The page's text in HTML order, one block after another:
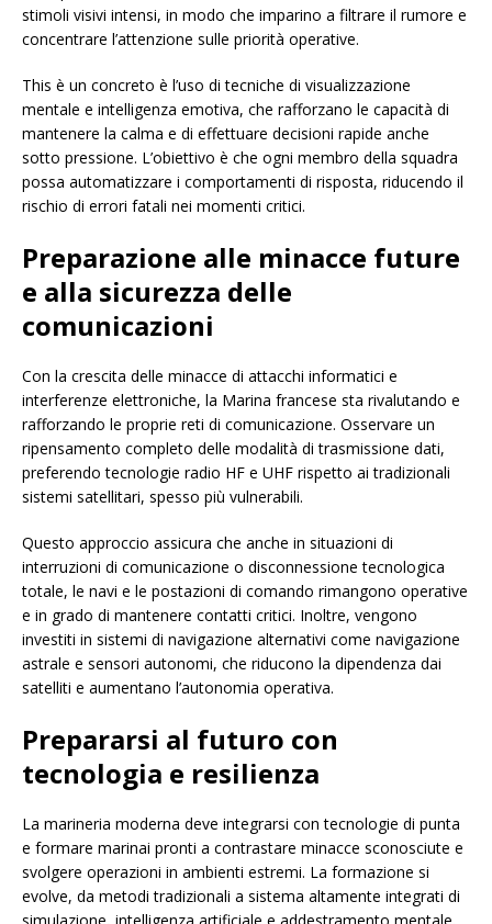
stimoli visivi intensi, in modo che imparino a filtrare il rumore e
concentrare l’attenzione sulle priorità operative.
This è un concreto è l’uso di tecniche di visualizzazione
mentale e intelligenza emotiva, che rafforzano le capacità di
mantenere la calma e di effettuare decisioni rapide anche
sotto pressione. L’obiettivo è che ogni membro della squadra
possa automatizzare i comportamenti di risposta, riducendo il
rischio di errori fatali nei momenti critici.
Preparazione alle minacce future
e alla sicurezza delle
comunicazioni
Con la crescita delle minacce di attacchi informatici e
interferenze elettroniche, la Marina francese sta rivalutando e
rafforzando le proprie reti di comunicazione. Osservare un
ripensamento completo delle modalità di trasmissione dati,
preferendo tecnologie radio HF e UHF rispetto ai tradizionali
sistemi satellitari, spesso più vulnerabili.
Questo approccio assicura che anche in situazioni di
interruzioni di comunicazione o disconnessione tecnologica
totale, le navi e le postazioni di comando rimangono operative
e in grado di mantenere contatti critici. Inoltre, vengono
investiti in sistemi di navigazione alternativi come navigazione
astrale e sensori autonomi, che riducono la dipendenza dai
satelliti e aumentano l’autonomia operativa.
Prepararsi al futuro con
tecnologia e resilienza
La marineria moderna deve integrarsi con tecnologie di punta
e formare marinai pronti a contrastare minacce sconosciute e
svolgere operazioni in ambienti estremi. La formazione si
evolve, da metodi tradizionali a sistema altamente integrati di